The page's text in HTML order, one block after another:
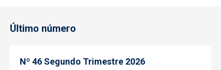
Último número
Nº 46 Segundo Trimestre 2026